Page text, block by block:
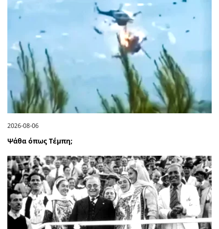
2026-08-06
Ψάθα όπως Τέμπη;